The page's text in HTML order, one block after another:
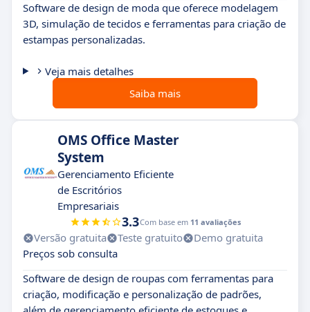
Software de design de moda que oferece modelagem
3D, simulação de tecidos e ferramentas para criação de
estampas personalizadas.
Veja mais detalhes
Saiba mais
OMS Office Master
System
Gerenciamento Eficiente
de Escritórios
Empresariais
3.3Com base em 11 avaliações
Versão gratuita Teste gratuito
Demo gratuita
Preços sob consulta
Software de design de roupas com ferramentas para
criação, modificação e personalização de padrões,